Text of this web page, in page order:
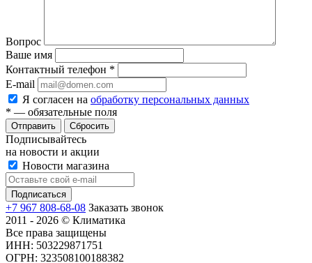
Вопрос
Ваше имя
Контактный телефон *
E-mail
Я согласен на обработку персональных данных
* — обязательные поля
Сбросить
Подписывайтесь
на новости и акции
Новости магазина
+7 967 808-68-08 Заказать звонок
2011 - 2026 © Климатика
Все права защищены
ИНН: 503229871751
ОГРН: 323508100188382